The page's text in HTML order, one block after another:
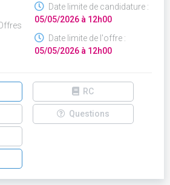
Date limite de candidature :
05/05/2026 à 12h00
Date limite de l'offre :
05/05/2026 à 12h00
RC
Questions